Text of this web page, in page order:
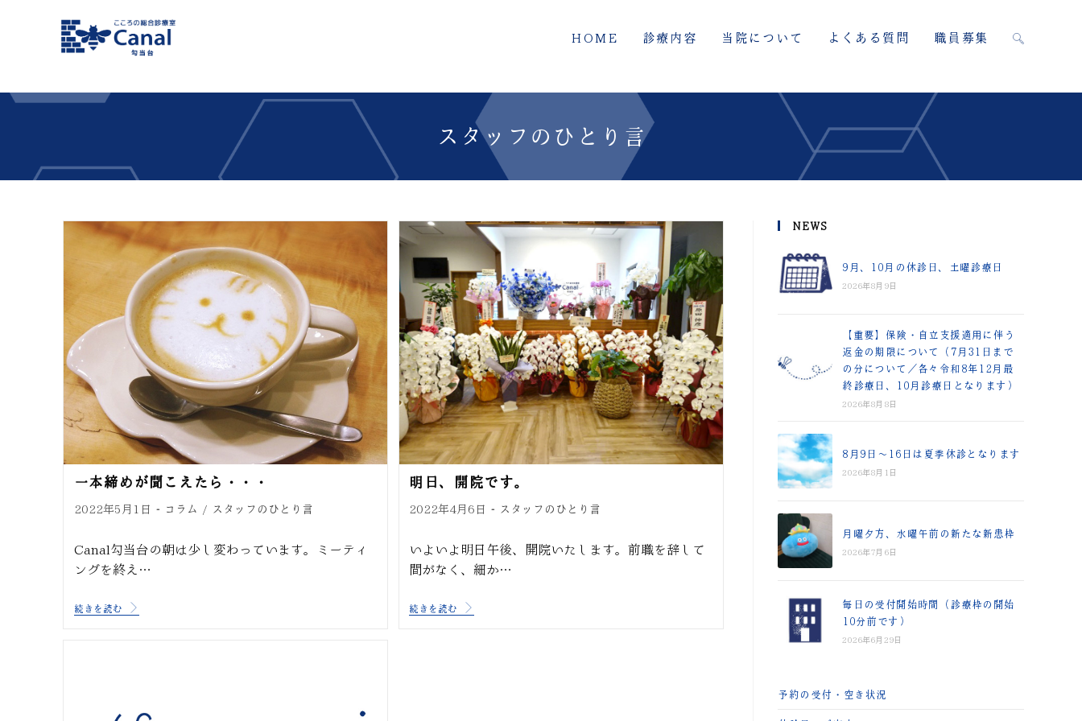
HOME 診療内容 当院について よくある質問 職員募集
スタッフのひとり言
一本締めが聞こえたら・・・
2022年5月1日 コラム / スタッフのひとり言
Canal勾当台の朝は少し変わっています。ミーティ
ングを終え…
続きを読む
明日、開院です。
2022年4月6日 スタッフのひとり言
いよいよ明日午後、開院いたします。前職を辞して
間がなく、細か…
続きを読む
NEWS
9月、10月の休診日、土曜診療日
2026年8月9日
【重要】保険・自立支援適用に伴う
返金の期限について（7月31日まで
の分について／各々令和8年12月最
終診療日、10月診療日となります）
2026年8月8日
8月9日～16日は夏季休診となります
2026年8月1日
月曜夕方、水曜午前の新たな新患枠
2026年7月6日
毎日の受付開始時間（診療枠の開始
10分前です）
2026年6月29日
予約の受付・空き状況